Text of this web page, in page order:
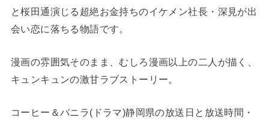
と桜田通演じる超絶お金持ちのイケメン社長・深見が出
会い恋に落ちる物語です。
漫画の雰囲気そのまま、むしろ漫画以上の二人が描く、
キュンキュンの激甘ラブストーリー。
コーヒー＆バニラ(ドラマ)静岡県の放送日と放送時間・